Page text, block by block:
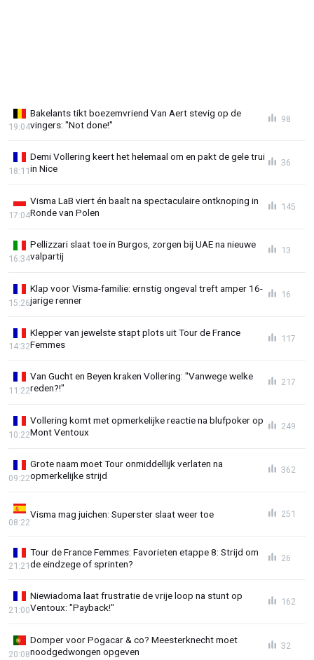
Bakelants tikt boezemvriend Van Aert stevig op de
vingers: "Not done!"
19:04
98
Demi Vollering keert het helemaal om en pakt de gele trui
in Nice
18:11
36
Visma LaB viert én baalt na spectaculaire ontknoping in
Ronde van Polen
17:04
145
Pellizzari slaat toe in Burgos, zorgen bij UAE na nieuwe
valpartij
16:34
13
Klap voor Visma-familie: ernstig ongeval treft amper 16-
jarige renner
15:26
16
Klepper van jewelste stapt plots uit Tour de France
Femmes
14:32
117
Van Gucht en Beyen kraken Vollering: "Vanwege welke
reden?!"
11:22
217
Vollering komt met opmerkelijke reactie na blufpoker op
Mont Ventoux
10:22
249
Grote naam moet Tour onmiddellijk verlaten na
opmerkelijke strijd
09:22
362
Visma mag juichen: Superster slaat weer toe
08:22
251
Tour de France Femmes: Favorieten etappe 8: Strijd om
de eindzege of sprinten?
21:21
26
Niewiadoma laat frustratie de vrije loop na stunt op
Ventoux: "Payback!"
21:00
162
Domper voor Pogacar & co? Meesterknecht moet
noodgedwongen opgeven
20:08
32